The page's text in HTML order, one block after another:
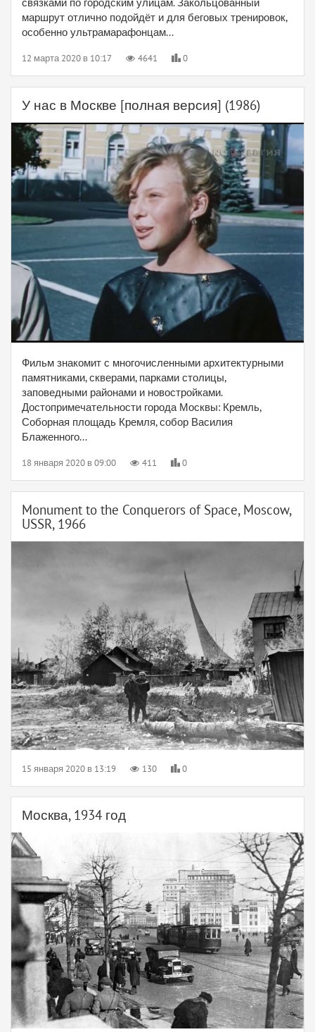
маршрут отлично подойдёт и для беговых тренировок,
особенно ультрамарафонцам...
12 марта 2020 в 10:17 4641 0
У нас в Москве [полная версия] (1986)
Фильм знакомит с многочисленными архитектурными
памятниками, скверами, парками столицы,
заповедными районами и новостройками.
Достопримечательности города Москвы: Кремль,
Соборная площадь Кремля, собор Василия
Блаженного...
18 января 2020 в 09:00 411 0
Monument to the Conquerors of Space, Moscow,
USSR, 1966
15 января 2020 в 13:19 130 0
Москва, 1934 год